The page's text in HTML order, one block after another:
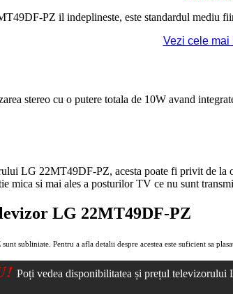
PZ il indeplineste, este standardul mediu
Vezi cele mai
stereo cu o putere totala de 10W avand
LG 22MT49DF-PZ, acesta poate fi privit de la
mica si mai ales a posturilor TV ce nu sunt
LG 22MT49DF-PZ
sunt subliniate. Pentru a afla detalii despre acestea este suficient sa
Poți vedea disponibilitatea și prețul